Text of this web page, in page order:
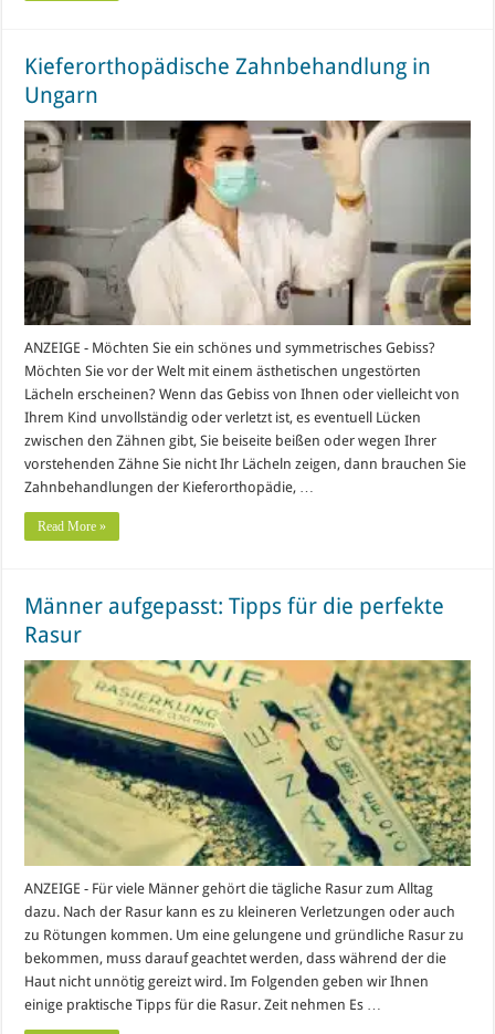
Kieferorthopädische Zahnbehandlung in
Ungarn
ANZEIGE - Möchten Sie ein schönes und symmetrisches Gebiss?
Möchten Sie vor der Welt mit einem ästhetischen ungestörten
Lächeln erscheinen? Wenn das Gebiss von Ihnen oder vielleicht von
Ihrem Kind unvollständig oder verletzt ist, es eventuell Lücken
zwischen den Zähnen gibt, Sie beiseite beißen oder wegen Ihrer
vorstehenden Zähne Sie nicht Ihr Lächeln zeigen, dann brauchen Sie
Zahnbehandlungen der Kieferorthopädie, …
Read More »
Männer aufgepasst: Tipps für die perfekte
Rasur
ANZEIGE - Für viele Männer gehört die tägliche Rasur zum Alltag
dazu. Nach der Rasur kann es zu kleineren Verletzungen oder auch
zu Rötungen kommen. Um eine gelungene und gründliche Rasur zu
bekommen, muss darauf geachtet werden, dass während der die
Haut nicht unnötig gereizt wird. Im Folgenden geben wir Ihnen
einige praktische Tipps für die Rasur. Zeit nehmen Es …